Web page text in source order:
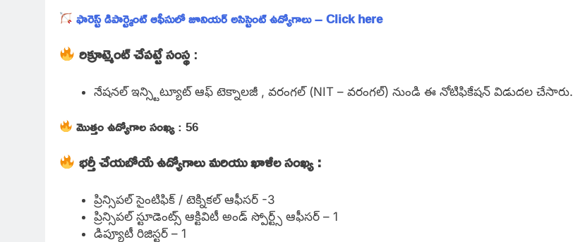
ఫారెస్ట్ డిపార్ట్మెంట్ ఆఫీసులో జూనియర్ అసిస్టెంట్ ఉద్యోగాలు – Click here
రిక్రూట్మెంట్ చేపట్టే సంస్థ:
నేషనల్ ఇన్స్టిట్యూట్ ఆఫ్ టెక్నాలజీ , వరంగల్ (NIT – వరంగల్) నుండి ఈ నోటిఫికేషన్ విడుదల చేసారు.
మొత్తం ఉద్యోగాల సంఖ్య: 56
భర్తీ చేయబోయే ఉద్యోగాలుమరియు ఖాళీల సంఖ్య :
ప్రిన్సిపల్ సైంటిఫిక్ / టెక్నికల్ ఆఫీసర్ -3
ప్రిన్సిపల్ స్టూడెంట్స్ ఆక్టివిటీ అండ్ స్పోర్ట్స్ ఆఫీసర్ – 1
డిప్యూటీ రిజిస్టర్ – 1